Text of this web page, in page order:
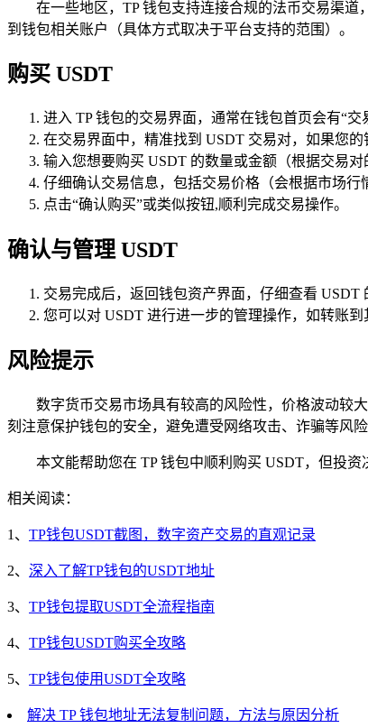
在一些地区，TP 钱包支持连接合规的法币交易渠
到钱包相关账户（具体方式取决于平台支持的范围）。
购买 USDT
进入 TP 钱包的交易界面，通常在钱包首页会有“交
在交易界面中，精准找到 USDT 交易对，如果您
输入您想要购买 USDT 的数量或金额（根据交易对
仔细确认交易信息，包括交易价格（会根据市场行
点击“确认购买”或类似按钮,顺利完成交易操作。
确认与管理 USDT
交易完成后，返回钱包资产界面，仔细查看 USDT
您可以对 USDT 进行进一步的管理操作，如转账
风险提示
数字货币交易市场具有较高的风险性，价格波动较
刻注意保护钱包的安全，避免遭受网络攻击、诈骗等风
本文能帮助您在 TP 钱包中顺利购买 USDT，但投
相关阅读：
1、 TP钱包USDT截图，数字资产交易的直观记录
2、 深入了解TP钱包的USDT地址
3、 TP钱包提取USDT全流程指南
4、 TP钱包USDT购买全攻略
5、 TP钱包使用USDT全攻略
解决 TP 钱包地址无法复制问题，方法与原因分析